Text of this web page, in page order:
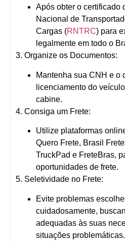
Após obter o certificado
Nacional de
Cargas (RNTRC) para
legalmente em todo o
3. Organize os Documentos:
Mantenha sua CNH e o
licenciamento do
cabine.
4. Consiga um Frete:
Utilize plataformas
Quero Frete, Brasil
TruckPad e FreteBras,
oportunidades de frete.
5. Seletividade no Frete:
Evite problemas
cuidadosamente,
adequadas às suas
situações problemáticas.